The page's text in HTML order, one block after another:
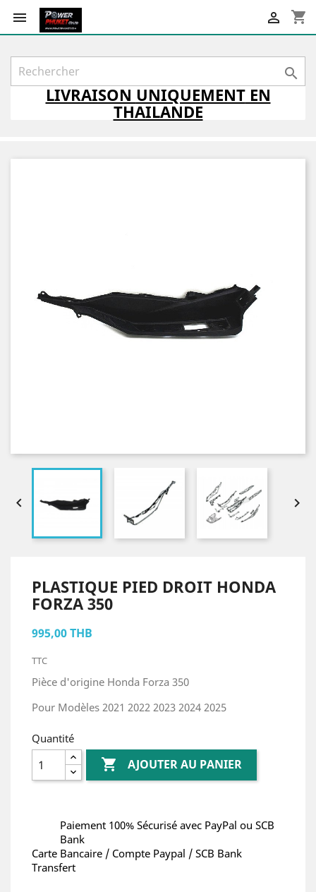
 shopping_cart


LIVRAISON UNIQUEMENTEN
THAILANDE
 
PLASTIQUE PIED DROIT HONDA
FORZA 350
995,00 THB
TTC
Pièce d'origine Honda Forza 350
Pour Modèles 2021 2022 2023 2024 2025
Quantité
 AJOUTER AU PANIER
Paiement 100% Sécurisé avec PayPal ou SCB
Bank
Carte Bancaire / Compte Paypal / SCB Bank
Transfert